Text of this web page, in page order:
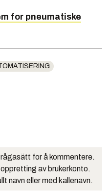
for pneumatiske
for å kommentere.
av brukerkonto.
navn eller med kallenavn.